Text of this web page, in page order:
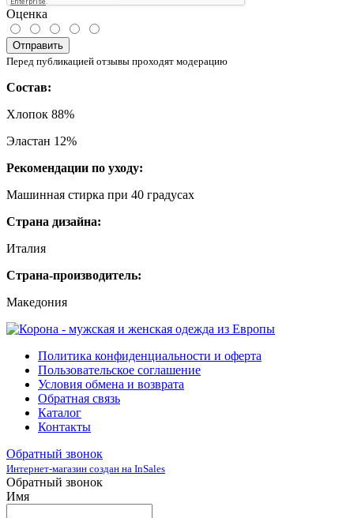
Оценка
Отправить
Перед публикацией отзывы проходят модерацию
Состав:
Хлопок 88%
Эластан 12%
Рекомендации по уходу:
Машинная стирка при 40 градусах
Страна дизайна:
Италия
Страна-производитель:
Македония
Политика конфиденциальности и оферта
Пользовательское соглашение
Условия обмена и возврата
Обратная связь
Каталог
Контакты
Обратный звонок
Интернет-магазин создан на InSales
Обратный звонок
Имя